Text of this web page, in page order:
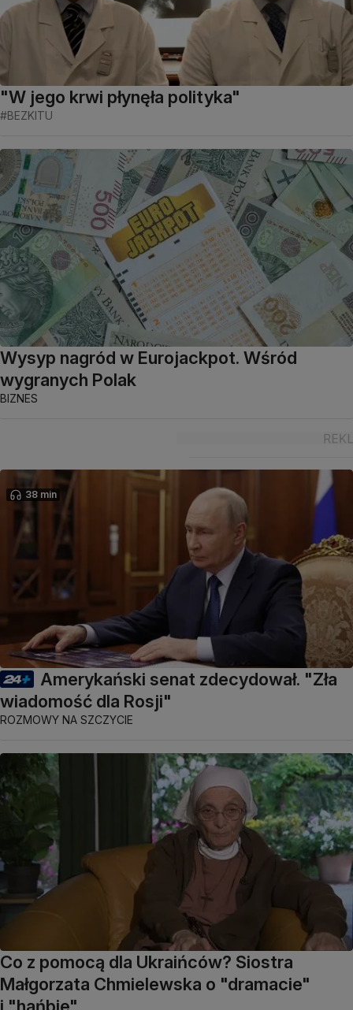
"W jego krwi płynęła polityka"
#BEZKITU
Wysyp nagród w Eurojackpot. Wśród
wygranych Polak
BIZNES
38 min
Amerykański senat zdecydował. "Zła
wiadomość dla Rosji"
ROZMOWY NA SZCZYCIE
Co z pomocą dla Ukraińców? Siostra
Małgorzata Chmielewska o "dramacie"
i "hańbie"